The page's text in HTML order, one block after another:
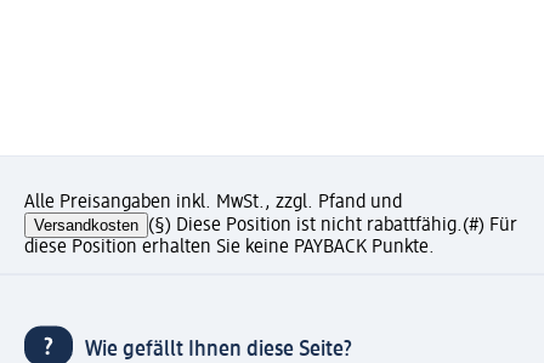
Alle Preisangaben inkl. MwSt., zzgl. Pfand und
Versandkosten (§) Diese Position ist nicht rabattfähig.(#) Für
diese Position erhalten Sie keine PAYBACK Punkte.
Wie gefällt Ihnen diese Seite?